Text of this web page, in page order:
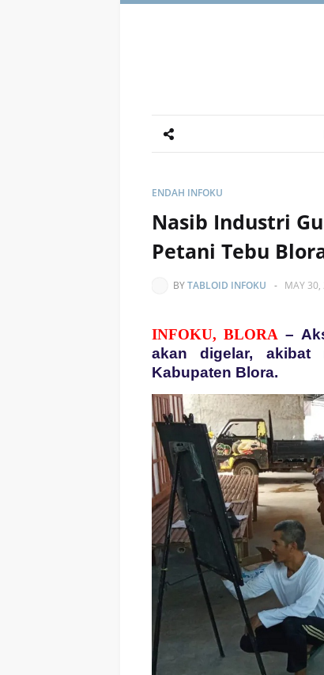
ENDAH INFOKU
Nasib Industri
Petani Tebu
BYTABLOID INFOKU - MAY 30,
INFOKU, BLORA –
akan digelar, akibat
Kabupaten Blora.